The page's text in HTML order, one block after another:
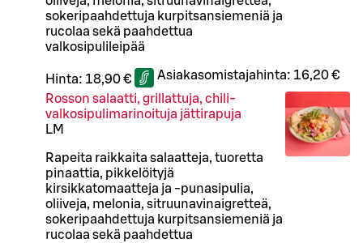
sokeripaahdettuja kurpitsansiemeniä ja
rucolaa sekä paahdettua
valkosipulileipää
Hinta: 18,90 € Asiakasomistajahinta: 16,20 €
Rosson salaatti, grillattuja, chili-
valkosipulimarinoituja jättirapuja
LM
Rapeita raikkaita salaatteja, tuoretta
pinaattia, pikkelöityjä
kirsikkatomaatteja ja -punasipulia,
oliiveja, melonia, sitruunavinaigretteä,
sokeripaahdettuja kurpitsansiemeniä ja
rucolaa sekä paahdettua